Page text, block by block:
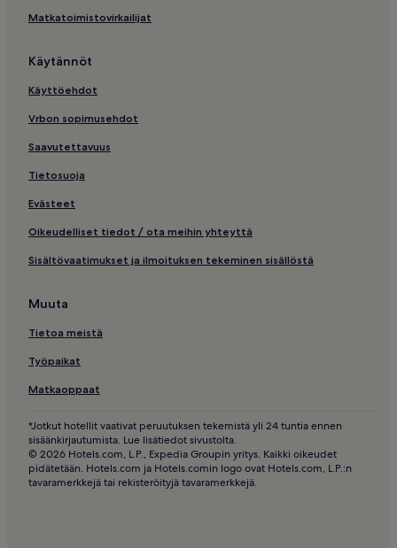
Matkatoimistovirkailijat
Käytännöt
Käyttöehdot
Vrbon sopimusehdot
Saavutettavuus
Tietosuoja
Evästeet
Oikeudelliset tiedot / ota meihin yhteyttä
Sisältövaatimukset ja ilmoituksen tekeminen sisällöstä
Muuta
Tietoa meistä
Työpaikat
Matkaoppaat
*Jotkut hotellit vaativat peruutuksen tekemistä yli 24 tuntia ennen
sisäänkirjautumista. Lue lisätiedot sivustolta.
© 2026 Hotels.com, L.P., Expedia Groupin yritys. Kaikki oikeudet
pidätetään. Hotels.com ja Hotels.comin logo ovat Hotels.com, L.P.:n
tavaramerkkejä tai rekisteröityjä tavaramerkkejä.